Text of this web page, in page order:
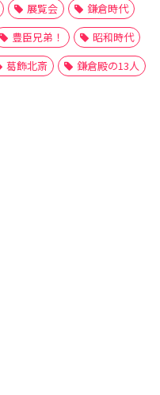
展覧会
鎌倉時代
豊臣兄弟！
昭和時代
葛飾北斎 鎌倉殿の13人